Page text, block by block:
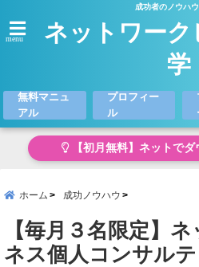
成功者のノウハ
menu
ネットワー
学
無料マニュ
アル
プロフィー
ル
【初月無料】ネットでダ
ホーム 成功ノウハウ
【毎月３名限定】
ネス個人コンサルテ